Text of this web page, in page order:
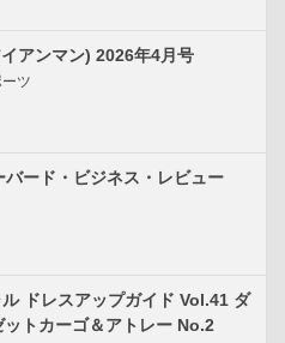
アンマン) 2026年4月号
ツ
バード・ビジネス・レビュー
ドレスアップガイド Vol.41 ダ
ットカーゴ＆アトレー No.2